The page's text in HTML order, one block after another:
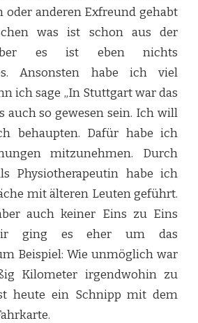
oder anderen Exfreund gehabt
was ist schon aus der
es ist eben nichts
Ansonsten habe ich viel
ich sage „In Stuttgart war das
auch so gewesen sein. Ich will
behaupten. Dafür habe ich
mitzunehmen. Durch
Physiotherapeutin habe ich
mit älteren Leuten geführt.
auch keiner Eins zu Eins
ging es eher um das
Beispiel: Wie unmöglich war
Kilometer irgendwohin zu
heute ein Schnipp mit dem